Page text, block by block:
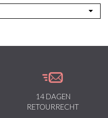
14 DAGEN
RETOURRECHT